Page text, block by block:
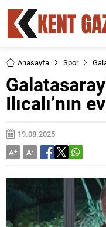
Anasayfa Spor
Ilıcalı’nın
19.08.2025
A+ A-